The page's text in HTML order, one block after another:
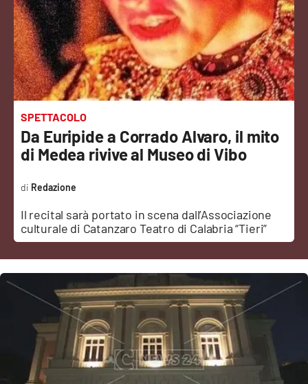
Sanità
Sport
Cultura
Podcast
Meteo
Editoriali
VIDEO
Cronaca
Cultura
Economia e Lavoro
SPETTACOLO
Da Euripide a Corrado Alvaro, il mito
di Medea rivive al Museo di Vibo
Il recital sarà portato in scena dall’Associazione
culturale di Catanzaro Teatro di Calabria “Tieri”
Redazione